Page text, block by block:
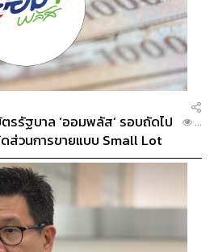
รรัฐบาล ‘ออมพลัส’ รอบถัดไป
ส่วนการขายแบบ Small Lot
...